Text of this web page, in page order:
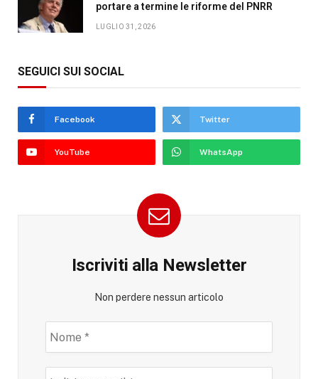
portare a termine le riforme del PNRR
LUGLIO 31, 2026
SEGUICI SUI SOCIAL
Facebook Twitter
YouTube WhatsApp
Iscriviti alla Newsletter
Non perdere nessun articolo